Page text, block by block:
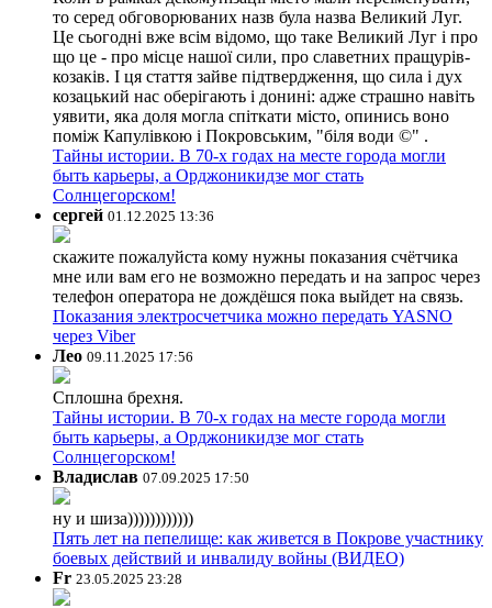
то серед обговорюваних назв була назва Великий Луг.
Це сьогодні вже всім відомо, що таке Великий Луг і про
що це - про місце нашої сили, про славетних пращурів-
козаків. І ця стаття зайве підтвердження, що сила і дух
козацький нас оберігають і донині: адже страшно навіть
уявити, яка доля могла спіткати місто, опинись воно
поміж Капулівкою і Покровським, "біля води ©" .
Тайны истории. В 70-х годах на месте города могли
быть карьеры, а Орджоникидзе мог стать
Солнцегорском!
сергей 01.12.2025 13:36
скажите пожалуйста кому нужны показания счётчика
мне или вам его не возможно передать и на запрос через
телефон оператора не дождёшся пока выйдет на связь.
Показания электросчетчика можно передать YASNO
через Viber
Лео 09.11.2025 17:56
Сплошна брехня.
Тайны истории. В 70-х годах на месте города могли
быть карьеры, а Орджоникидзе мог стать
Солнцегорском!
Владислав 07.09.2025 17:50
ну и шиза))))))))))))
Пять лет на пепелище: как живется в Покрове участнику
боевых действий и инвалиду войны (ВИДЕО)
Fr 23.05.2025 23:28